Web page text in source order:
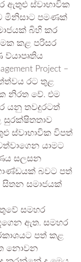
ඇතුළු ස්වාභාවික
මිනිසාට පමණක්
බිහි කර
කළ පරිසර
Project –
රට තුළ
නිරත වේ. එම
යනු තවදුරටත්
ස්වාභාවික විපත්
යාමට
සලසන
බවට පත්
සිතන සමාජයක්
සමහර
ඇත. සමහර
පත් කළ
නොවන